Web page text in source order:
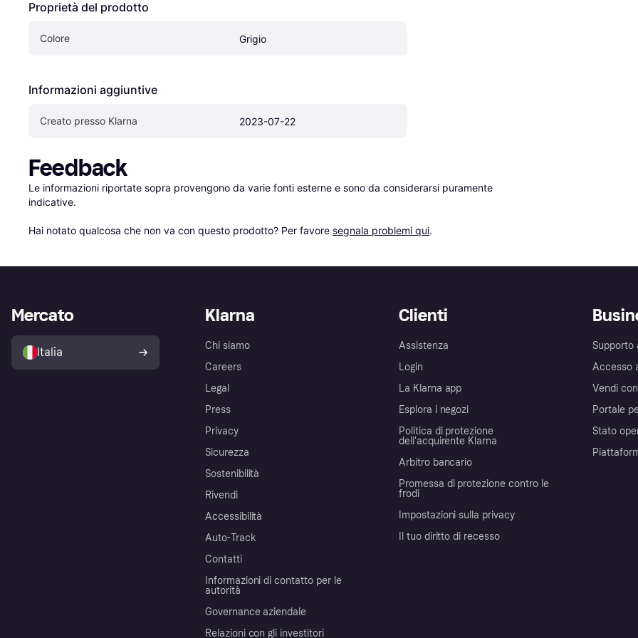
Proprietà del prodotto
Colore Grigio
Informazioni aggiuntive
Creato presso Klarna 2023-07-22
Feedback
Le informazioni riportate sopra provengono da varie fonti esterne e sono da considerarsi puramente
indicative.
Hai notato qualcosa che non va con questo prodotto? Per favore segnala problemi qui.
Klarna
Chi siamo
Careers
Legal
Press
Privacy
Sicurezza
Sostenibilità
Rivendi
Accessibilità
Auto-Track
Contatti
Informazioni di contatto per le
autorità
Governance aziendale
Relazioni con gli investitori
Clienti
Assistenza
Login
La Klarna app
Esplora i negozi
Politica di protezione
dell'acquirente Klarna
Arbitro bancario
Promessa di protezione contro le
frodi
Impostazioni sulla privacy
Il tuo diritto di recesso
Supporto
Accesso
Vendi
Portale
Stato
Mercato
Italia